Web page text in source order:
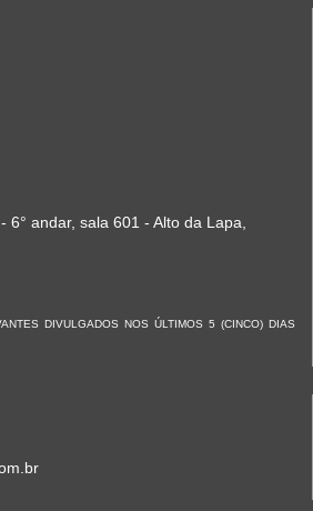
6° andar, sala 601 - Alto da Lapa,
DIVULGADOS NOS ÚLTIMOS 5 (CINCO) DIAS